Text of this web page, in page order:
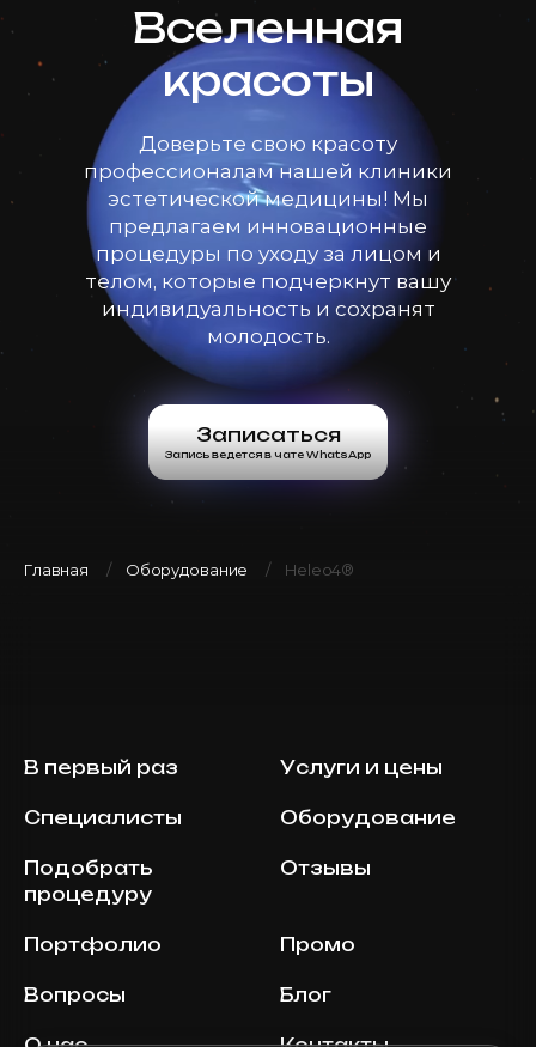
Вселенная
красоты
Доверьте свою красоту
профессионалам нашей клиники
эстетической медицины! Мы
предлагаем инновационные
процедуры по уходу за лицом и
телом, которые подчеркнут вашу
индивидуальность и сохранят
молодость.
Записаться
Запись ведется в чате WhatsApp
Главная Оборудование Heleo4®
В первый раз Услуги и цены
Специалисты Оборудование
Подобрать
процедуру
Отзывы
Портфолио Промо
Вопросы Блог